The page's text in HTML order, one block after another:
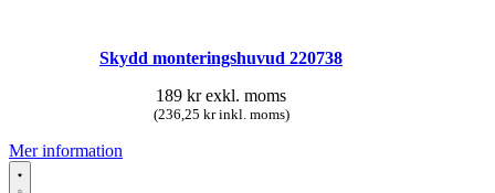
Skydd monteringshuvud 220738
189 kr exkl. moms
(236,25 kr inkl. moms)
Mer information